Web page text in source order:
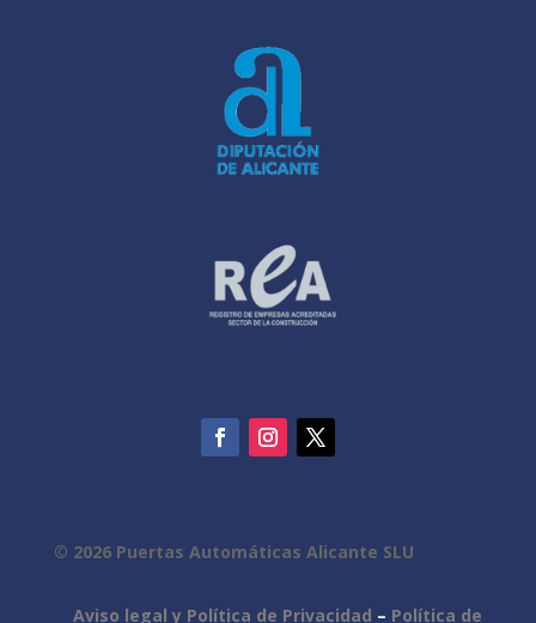
© 2026 Puertas Automáticas Alicante SLU
Aviso legal y Política de Privacidad – Política de